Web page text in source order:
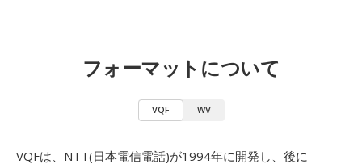
フォーマットについて
VQF WV
VQFは、NTT(日本電信電話)が1994年に開発し、後に